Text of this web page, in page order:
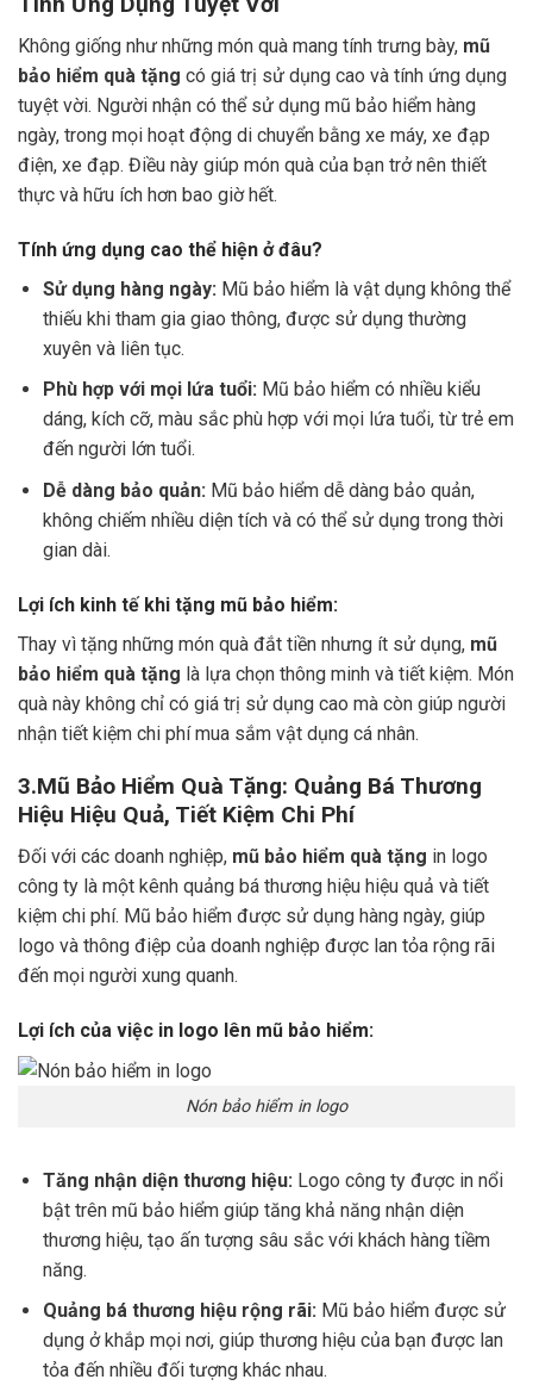
Không giống như những món quà mang tính trưng bày, mũ
bảo hiểm quà tặng có giá trị sử dụng cao và tính ứng dụng
tuyệt vời. Người nhận có thể sử dụng mũ bảo hiểm hàng
ngày, trong mọi hoạt động di chuyển bằng xe máy, xe đạp
điện, xe đạp. Điều này giúp món quà của bạn trở nên thiết
thực và hữu ích hơn bao giờ hết.
Tính ứng dụng cao thể hiện ở đâu?
Sử dụng hàng ngày: Mũ bảo hiểm là vật dụng không thể
thiếu khi tham gia giao thông, được sử dụng thường
xuyên và liên tục.
Phù hợp với mọi lứa tuổi: Mũ bảo hiểm có nhiều kiểu
dáng, kích cỡ, màu sắc phù hợp với mọi lứa tuổi, từ trẻ em
đến người lớn tuổi.
Dễ dàng bảo quản: Mũ bảo hiểm dễ dàng bảo quản,
không chiếm nhiều diện tích và có thể sử dụng trong thời
gian dài.
Lợi ích kinh tế khi tặng mũ bảo hiểm:
Thay vì tặng những món quà đắt tiền nhưng ít sử dụng, mũ
bảo hiểm quà tặng là lựa chọn thông minh và tiết kiệm. Món
quà này không chỉ có giá trị sử dụng cao mà còn giúp người
nhận tiết kiệm chi phí mua sắm vật dụng cá nhân.
3.Mũ Bảo Hiểm Quà Tặng: Quảng Bá Thương
Hiệu Hiệu Quả, Tiết Kiệm Chi Phí
Đối với các doanh nghiệp, mũ bảo hiểm quà tặng in logo
công ty là một kênh quảng bá thương hiệu hiệu quả và tiết
kiệm chi phí. Mũ bảo hiểm được sử dụng hàng ngày, giúp
logo và thông điệp của doanh nghiệp được lan tỏa rộng rãi
đến mọi người xung quanh.
Lợi ích của việc in logo lên mũ bảo hiểm:
Nón bảo hiểm in logo
Tăng nhận diện thương hiệu: Logo công ty được in nổi
bật trên mũ bảo hiểm giúp tăng khả năng nhận diện
thương hiệu, tạo ấn tượng sâu sắc với khách hàng tiềm
năng.
Quảng bá thương hiệu rộng rãi: Mũ bảo hiểm được sử
dụng ở khắp mọi nơi, giúp thương hiệu của bạn được lan
tỏa đến nhiều đối tượng khác nhau.